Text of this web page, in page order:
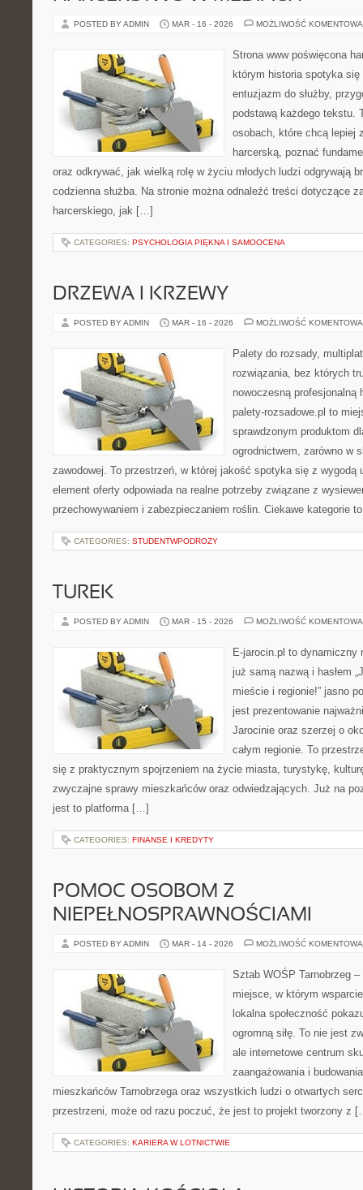
POSTED BY ADMIN MAR - 16 - 2026 MOŻLIWOŚĆ
Strona www poświęcona
którym historia spotyka
entuzjazm do służby,
podstawą każdego tekstu.
osobach, które chcą lepiej
harcerską, poznać
oraz odkrywać, jak wielką rolę w życiu młodych ludzi odgrywają
codzienna służba. Na stronie można odnaleźć treści dotyczące
harcerskiego, jak […]
CATEGORIES: PSYCHOLOGIA PIĘKNA I SAMOOCENA
DRZEWA I KRZEWY
POSTED BY ADMIN MAR - 16 - 2026 MOŻLIWOŚĆ
Palety do rozsady,
rozwiązania, bez których
nowoczesną profesjonalną
palety-rozsadowe.pl to
sprawdzonym produktom
ogrodnictwem, zarówno w
zawodowej. To przestrzeń, w której jakość spotyka się z wygodą
element oferty odpowiada na realne potrzeby związane z
przechowywaniem i zabezpieczaniem roślin. Ciekawe kategorie
CATEGORIES: STUDENTWPODROZY
TUREK
POSTED BY ADMIN MAR - 15 - 2026 MOŻLIWOŚĆ
E-jarocin.pl to dynamiczny
już samą nazwą i hasłem
mieście i regionie!” jasno
jest prezentowanie
Jarocinie oraz szerzej o
całym regionie. To
się z praktycznym spojrzeniem na życie miasta, turystykę,
zwyczajne sprawy mieszkańców oraz odwiedzających. Już na
jest to platforma […]
CATEGORIES: FINANSE I KREDYTY
POMOC OSOBOM Z
NIEPEŁNOSPRAWNOŚCIAMI
POSTED BY ADMIN MAR - 14 - 2026 MOŻLIWOŚĆ
Sztab WOŚP Tarnobrzeg
miejsce, w którym
lokalna społeczność
ogromną siłę. To nie jest
ale internetowe centrum
zaangażowania i
mieszkańców Tarnobrzega oraz wszystkich ludzi o otwartych
przestrzeni, może od razu poczuć, że jest to projekt tworzony z
CATEGORIES: KARIERA W LOTNICTWIE